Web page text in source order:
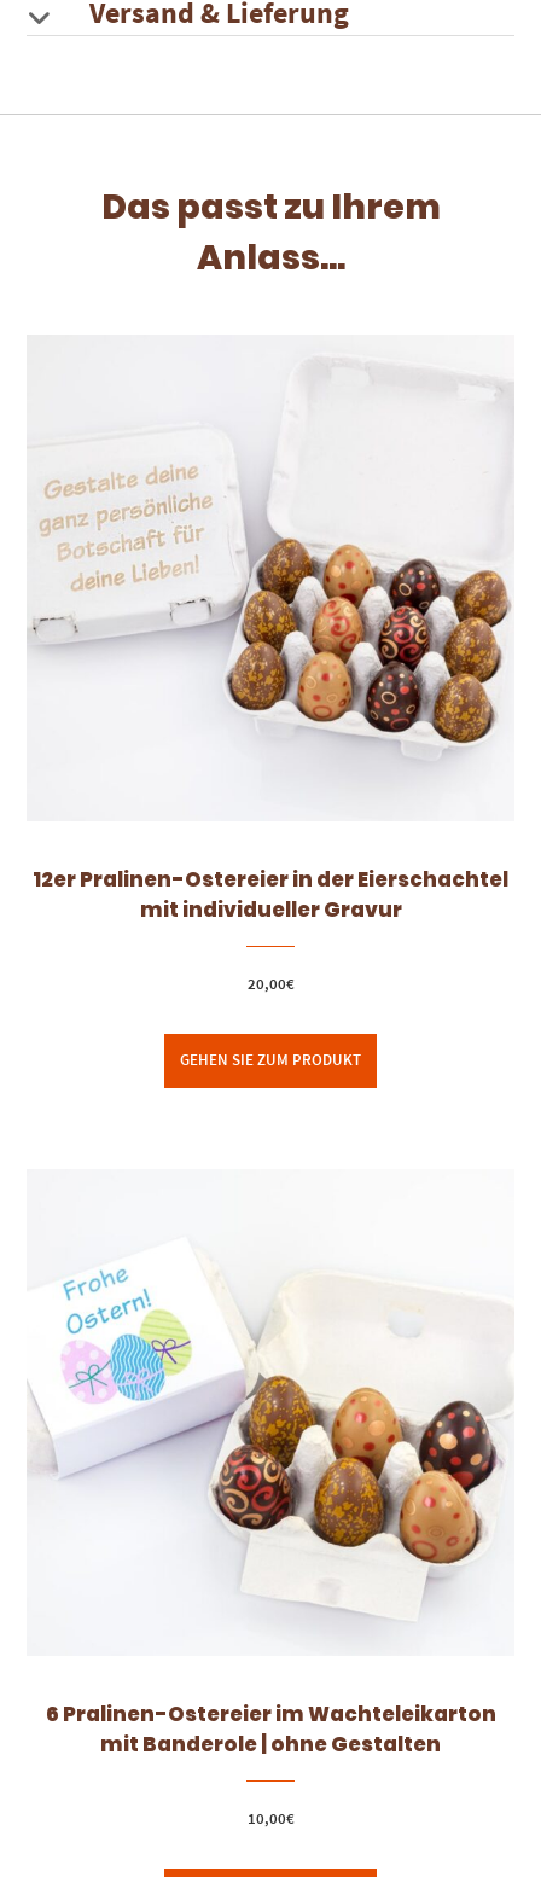
Versand & Lieferung
Das passt zu Ihrem
Anlass...
12er Pralinen-Ostereier in der Eierschachtel
mit individueller Gravur
20,00€
GEHEN SIE ZUM PRODUKT
6 Pralinen-Ostereier im Wachteleikarton
mit Banderole | ohne Gestalten
10,00€